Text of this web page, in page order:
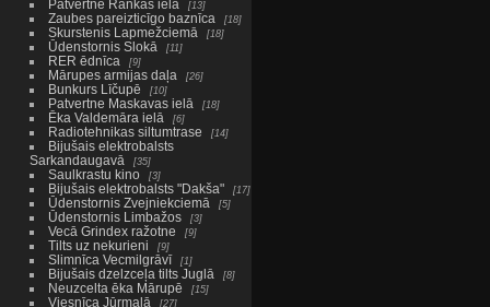
Patvertne Rankas ielā 13
Zaubes pareizticīgo baznīca 18
Skurstenis Lapmežciemā 18
Ūdenstornis Slokā 11
RER ēdnīca 9
Mārupes armijas daļa 26
Bunkurs Līčupē 10
Patvertne Maskavas ielā 18
Ēka Valdemāra ielā 6
Radiotehnikas siltumtrase 14
Bijušais elektrobalsts
Sarkandaugavā
35
Saulkrastu kino 3
Bijušais elektrobalsts "Dakša" 17
Ūdenstornis Zvejniekciemā 5
Ūdenstornis Limbažos 3
Vecā Grindex ražotne 9
Tilts uz nekurieni 9
Slimnīca Vecmilgrāvī 1
Bijušais dzelzceļa tilts Juglā 8
Neuzcelta ēka Mārupē 15
Viesnīca Jūrmalā 27